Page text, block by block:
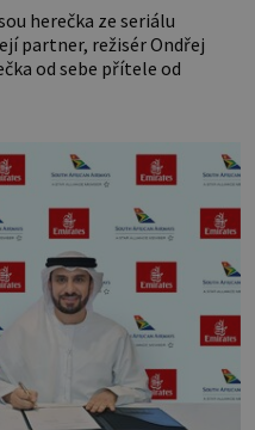
herečka ze seriálu
partner, režisér Ondřej